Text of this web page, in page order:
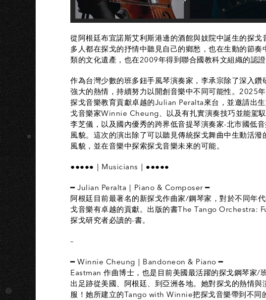
從阿根廷布宜諾斯艾利斯港邊的酒館與妓院中誕生的探
多人都在探戈的抒情中聽見自己的鄉愁，也在生動的節
類的文化遺產，也在2009年得到聯合國教科文組織的認
作為台灣少數的班多鈕手風琴演奏家，李承宗除了深入
強大的熱情，持續努力以開創音樂中不同可能性。2025
探戈音樂教育貢獻卓越的Julian Peralta來台，並邀請出
戈音樂家Winnie Cheung、以及有扎實演奏技巧並能駕
李芝儀，以及國內優秀的跨界低音提琴演奏家-北市國低
風貌。這次的演出除了可以聽見傳統探戈舞曲中生動活
風貌，並在音樂中探索探戈音樂未來的可能。
●●●●●｜Musicians｜●●●●●
━ Julian Peralta｜Piano & Composer ━
阿根廷目前最著名的新探戈作曲家/鋼琴家，對於不同年
戈音樂有卓越的貢獻。出版的書The Tango
探戈研究者必讀的-書。
–
━ Winnie Cheung｜Bandoneon & Piano ━
Eastman 作曲博士，也是目前美國最活躍的探戈鋼琴家/
出足跡從美國、阿根廷、到亞洲各地。她對探戈的熱情
服！她所建立的Tango with Winnie把探戈音樂帶到不同